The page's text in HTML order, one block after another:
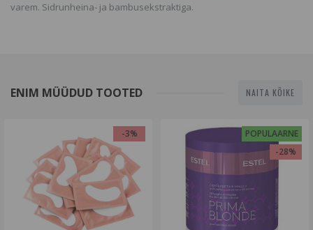
varem. Sidrunheina- ja bambusekstraktiga.
ENIM MÜÜDUD TOOTED NAITA KÕIKE
-3%
POPULAARNE
-28%